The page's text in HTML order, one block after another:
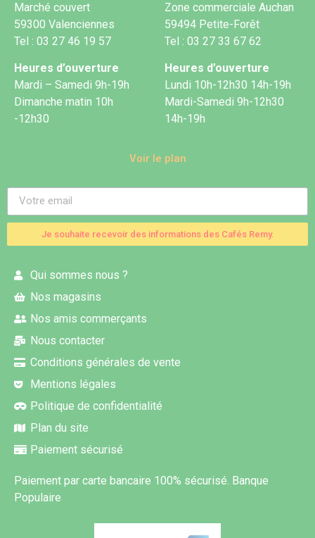
Marché couvert
59300 Valenciennes
Tel : 03 27 46 19 57
Heures d’ouverture
Mardi – Samedi 9h-19h
Dimanche matin 10h
-12h30
Zone commerciale Auchan
59494 Petite-Forêt
Tel : 03 27 33 67 62
Heures d’ouverture
Lundi 10h-12h30 14h-19h
Mardi-Samedi 9h-12h30
14h-19h
Voir le plan
Je souhaite recevoir des informations des Cafés Remy.
Qui sommes nous ?
Nos magasins
Nos amis commerçants
Nous contacter
Conditions générales de vente
Mentions légales
Politique de confidentialité
Plan du site
Paiement sécurisé
Paiement par carte bancaire 100% sécurisé. Banque
Populaire